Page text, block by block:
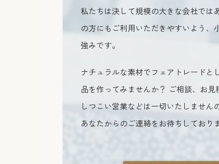
私たちは決して規模の大きな会社で
の方にもご利用いただきやすいよう
強みです。
ナチュラルな素材でフェアトレード
品を作ってみませんか？ ご相談、お見
しつこい営業などは一切いたしませ
あなたからのご連絡をお待ちしており